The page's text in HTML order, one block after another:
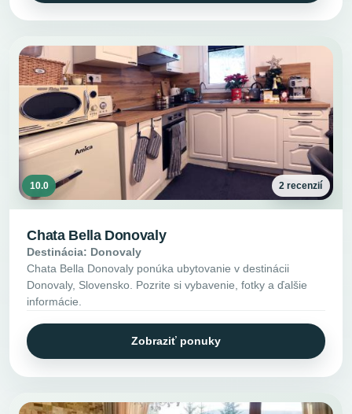
10.0 2 recenzií
Chata Bella Donovaly
Destinácia: Donovaly
Chata Bella Donovaly ponúka ubytovanie v destinácii
Donovaly, Slovensko. Pozrite si vybavenie, fotky a ďalšie
informácie.
Zobraziť ponuky